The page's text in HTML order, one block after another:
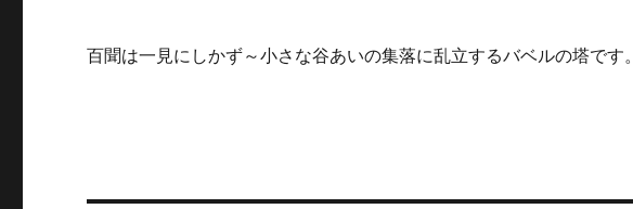
百聞は一見にしかず～小さな谷あいの集落に乱立するバベルの塔です。